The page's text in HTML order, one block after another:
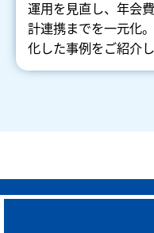
運用を見直し、年会
計連携までを一元化
化した事例をご紹介し